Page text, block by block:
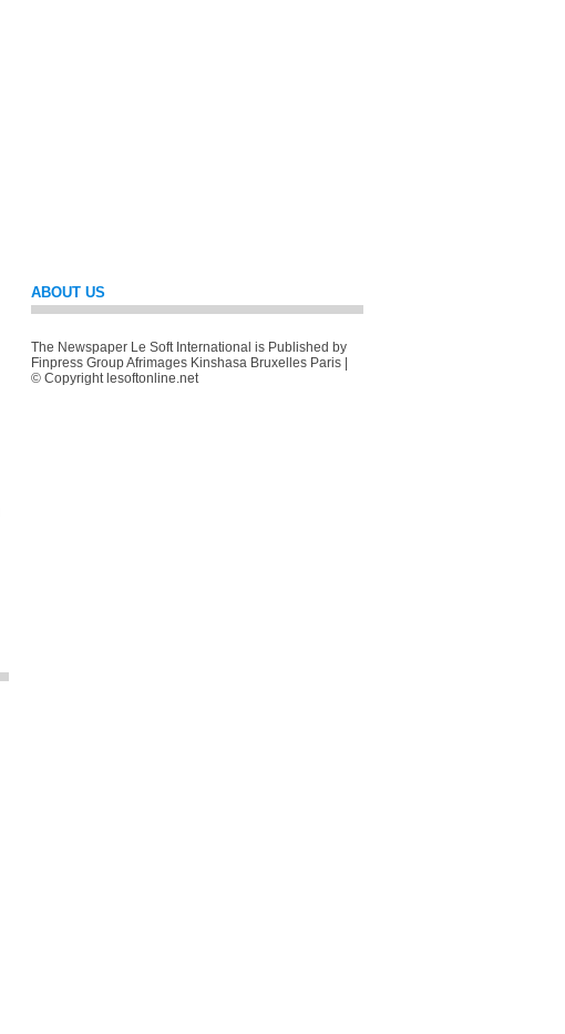
ABOUT US
The Newspaper Le Soft International is Published by
Finpress Group Afrimages Kinshasa Bruxelles Paris |
© Copyright lesoftonline.net